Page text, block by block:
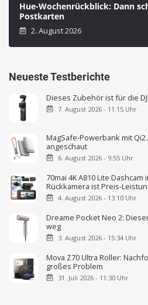
Hue-Wochenrückblick: Dann
Postkarten
2. August 2026
Neueste Testberichte
Dieses Zubehör ist für die
7. August 2026 - 11:15 Uhr
MagSafe-Powerbank mit
angeschaut
6. August 2026 - 9:55 Uhr
70mai 4K A810 Lite Dashcam
Rückkamera ist Preis-
4. August 2026 - 13:10 Uhr
Dreame Pocket Neo 2:
weg
3. August 2026 - 15:34 Uhr
Mova Z70 Ultra Roller:
großes Problem
31. Juli 2026 - 11:30 Uhr